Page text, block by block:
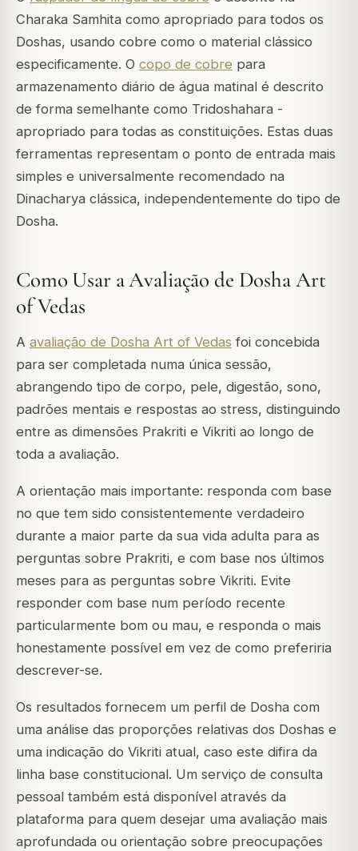
Charaka Samhita como apropriado para todos os
Doshas, usando cobre como o material clássico
especificamente. O copo de cobre para
armazenamento diário de água matinal é descrito
de forma semelhante como Tridoshahara -
apropriado para todas as constituições. Estas duas
ferramentas representam o ponto de entrada mais
simples e universalmente recomendado na
Dinacharya clássica, independentemente do tipo de
Dosha.
Como Usar a Avaliação de Dosha Art
of Vedas
A avaliação de Dosha Art of Vedas foi concebida
para ser completada numa única sessão,
abrangendo tipo de corpo, pele, digestão, sono,
padrões mentais e respostas ao stress, distinguindo
entre as dimensões Prakriti e Vikriti ao longo de
toda a avaliação.
A orientação mais importante: responda com base
no que tem sido consistentemente verdadeiro
durante a maior parte da sua vida adulta para as
perguntas sobre Prakriti, e com base nos últimos
meses para as perguntas sobre Vikriti. Evite
responder com base num período recente
particularmente bom ou mau, e responda o mais
honestamente possível em vez de como preferiria
descrever-se.
Os resultados fornecem um perfil de Dosha com
uma análise das proporções relativas dos Doshas e
uma indicação do Vikriti atual, caso este difira da
linha base constitucional. Um serviço de consulta
pessoal também está disponível através da
plataforma para quem desejar uma avaliação mais
aprofundada ou orientação sobre preocupações